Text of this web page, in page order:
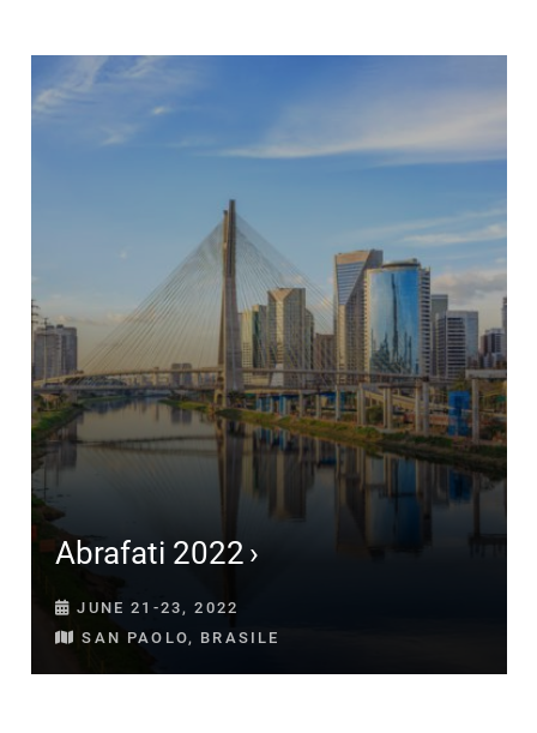
Abrafati 2022
JUNE 21-23, 2022
SAN PAOLO, BRASILE